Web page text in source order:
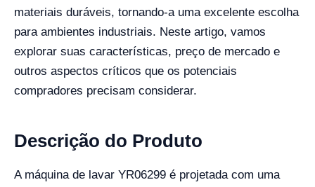
materiais duráveis, tornando-a uma excelente escolha
para ambientes industriais. Neste artigo, vamos
explorar suas características, preço de mercado e
outros aspectos críticos que os potenciais
compradores precisam considerar.
Descrição do Produto
A máquina de lavar YR06299 é projetada com uma